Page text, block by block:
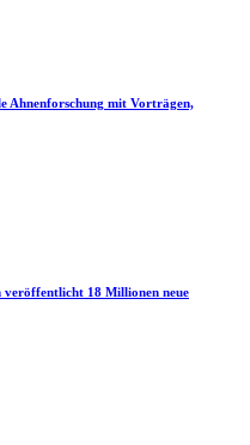
Ahnenforschung mit Vorträgen,
veröffentlicht 18 Millionen neue